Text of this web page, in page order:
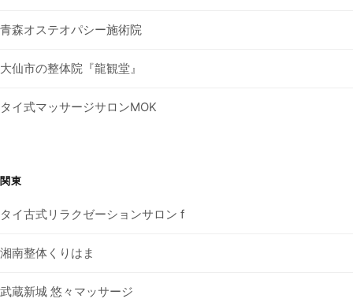
青森オステオパシー施術院
大仙市の整体院『龍観堂』
タイ式マッサージサロンMOK
関東
タイ古式リラクゼーションサロン f
湘南整体くりはま
武蔵新城 悠々マッサージ